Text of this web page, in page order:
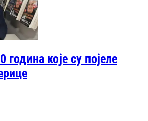
које су појеле